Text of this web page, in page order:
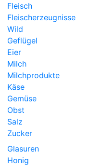
Fleisch
Fleischerzeugnisse
Wild
Geflügel
Eier
Milch
Milchprodukte
Käse
Gemüse
Obst
Salz
Zucker
Glasuren
Honig